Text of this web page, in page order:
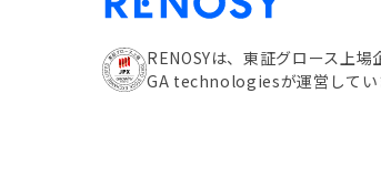
RENOSYは、東証グロース上場
GA technologiesが運営してい